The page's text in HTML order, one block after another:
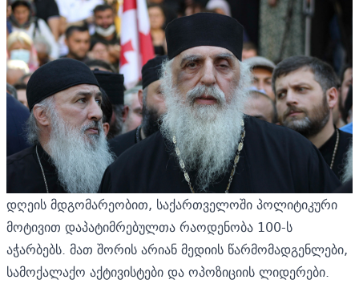
დღეის მდგომარეობით, საქართველოში პოლიტიკური
მოტივით დაპატიმრებულთა რაოდენობა 100-ს
აჭარბებს. მათ შორის არიან მედიის წარმომადგენლები,
სამოქალაქო აქტივისტები და ოპოზიციის ლიდერები.